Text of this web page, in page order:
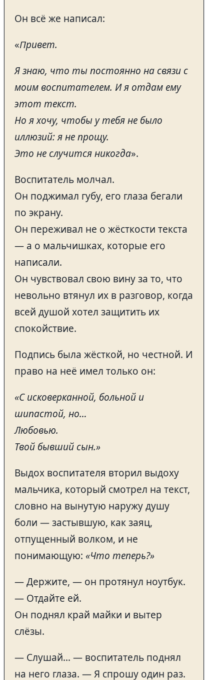
Он всё же написал:
«Привет.
Я знаю, что ты постоянно на связи с
моим воспитателем. И я отдам ему
этот текст.
Но я хочу, чтобы у тебя не было
иллюзий: я не прощу.
Это не случится никогда».
Воспитатель молчал.
Он поджимал губу, его глаза бегали
по экрану.
Он переживал не о жёсткости текста
— а о мальчишках, которые его
написали.
Он чувствовал свою вину за то, что
невольно втянул их в разговор, когда
всей душой хотел защитить их
спокойствие.
Подпись была жёсткой, но честной. И
право на неё имел только он:
«С исковерканной, больной и
шипастой, но…
Любовью.
Твой бывший сын.»
Выдох воспитателя вторил выдоху
мальчика, который смотрел на текст,
словно на вынутую наружу душу
боли — застывшую, как заяц,
отпущенный волком, и не
понимающую: «Что теперь?»
— Держите, — он протянул ноутбук.
— Отдайте ей.
Он поднял край майки и вытер
слёзы.
— Слушай… — воспитатель поднял
на него глаза. — Я спрошу один раз.